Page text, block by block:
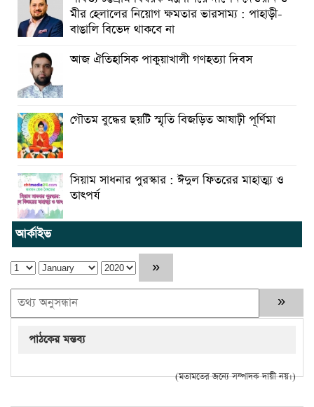
মীর হেলালের নিয়োগ ক্ষমতার ভারসাম্য : পাহাড়ী-
বাঙালি বিভেদ থাকবে না
আজ ঐতিহাসিক পাকুয়াখালী গণহত্যা দিবস
গৌতম বুদ্ধের ছয়টি স্মৃতি বিজড়িত আষাঢ়ী পূর্ণিমা
সিয়াম সাধনার পুরস্কার : ঈদুল ফিতরের মাহাত্ম্য ও
তাৎপর্য
আর্কাইভ
পাঠকের মন্তব্য
(মতামতের জন্যে সম্পাদক দায়ী নয়।)